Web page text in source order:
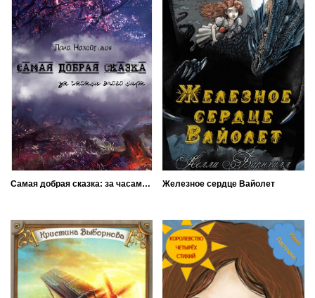
Самая добрая сказка: за часами этого мира Железное сердце Вайолет